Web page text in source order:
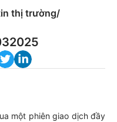
thị trường/
một phiên giao dịch đầy